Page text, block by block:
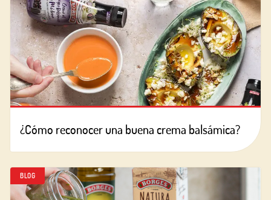
¿Cómo reconocer una buena crema balsámica?
BLOG